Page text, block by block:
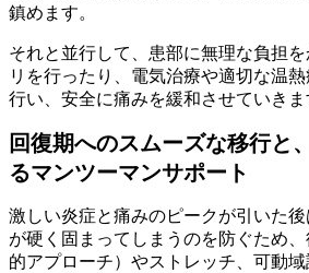
鎮めます。
それと並行して、患部に無理な負担
リを行ったり、電気治療や適切な温
行い、安全に痛みを緩和させていきま
回復期へのスムーズな移行と
るマンツーマンサポート
激しい炎症と痛みのピークが引いた
が硬く固まってしまうのを防ぐため
的アプローチ）やストレッチ、可動